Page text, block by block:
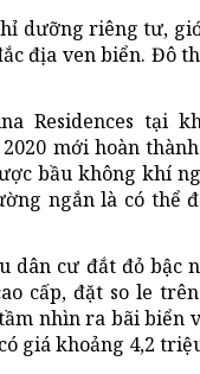
dưỡng riêng tư,
địa ven biển. Đô
Residences tại
2020 mới hoàn
bầu không khí
ngắn là có thể
dân cư đắt đỏ
cấp, đặt so le
nhìn ra bãi biển
giá khoảng 4,2